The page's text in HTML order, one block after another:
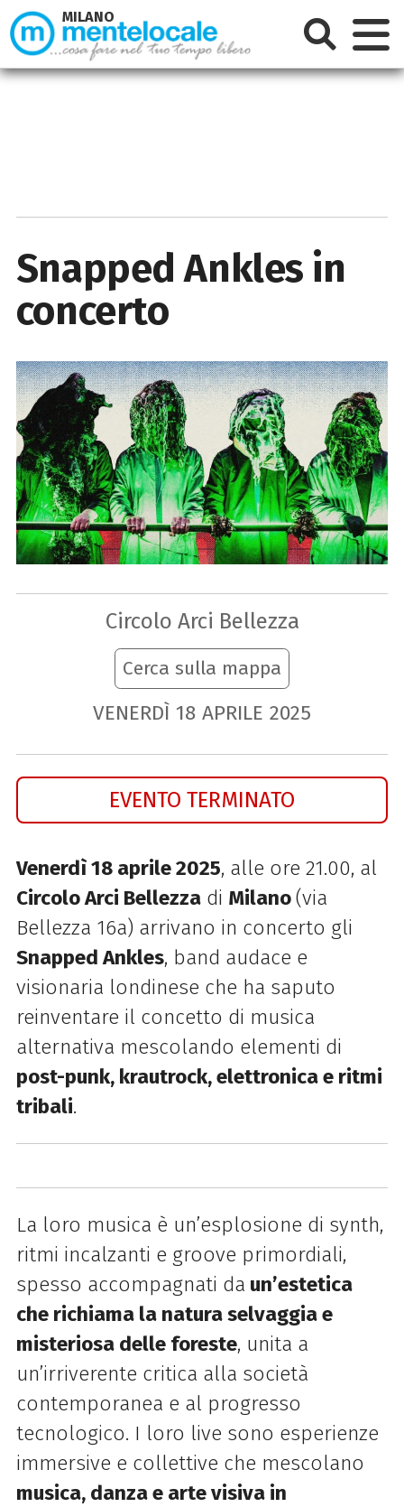
Snapped Ankles in
concerto
Circolo Arci Bellezza
Cerca sulla mappa
VENERDÌ 18 APRILE 2025
EVENTO TERMINATO
Venerdì 18 aprile 2025, alle ore 21.00, al
Circolo Arci Bellezzadi Milano(via
Bellezza 16a) arrivano in concerto gli
Snapped Ankles, band audace e
visionaria londinese che ha saputo
reinventare il concetto di musica
alternativa mescolando elementi di
post-punk, krautrock, elettronica e ritmi
tribali.
La loro musica è un’esplosione di synth,
ritmi incalzanti e groove primordiali,
spesso accompagnati da un’estetica
che richiama la natura selvaggia e
misteriosa delle foreste, unita a
un’irriverente critica alla società
contemporanea e al progresso
tecnologico. I loro live sono esperienze
immersive e collettive che mescolano
musica, danza e arte visiva in
MILANO